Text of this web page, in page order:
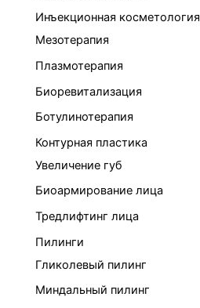
Инъекционная косметология
Мезотерапия
Плазмотерапия
Биоревитализация
Ботулинотерапия
Контурная пластика
Увеличение губ
Биоармирование лица
Тредлифтинг лица
Пилинги
Гликолевый пилинг
Миндальный пилинг